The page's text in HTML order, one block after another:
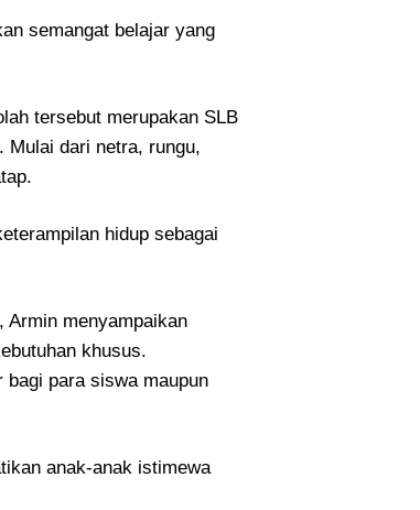
semangat belajar yang
tersebut merupakan SLB
Mulai dari netra, rungu,
hidup sebagai
Armin menyampaikan
khusus.
bagi para siswa maupun
anak-anak istimewa